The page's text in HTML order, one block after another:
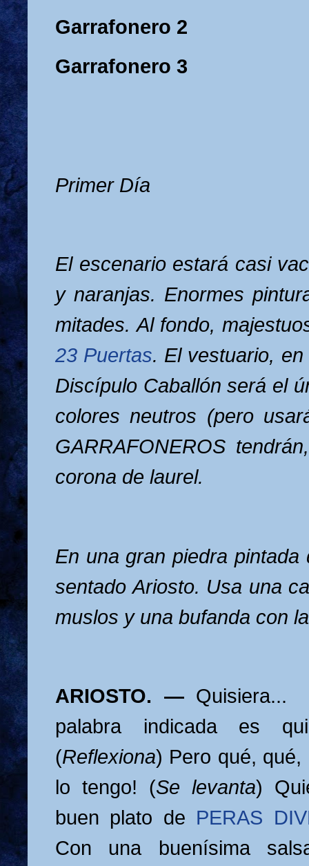
Garrafonero 2
Garrafonero 3
Primer Día
El escenario estará casi
y naranjas. Enormes
mitades. Al fondo,
23 Puertas. El vestuario,
Discípulo Caballón será el
colores neutros (pero
GARRAFONEROS
corona de laurel.
En una gran piedra pintada
sentado Ariosto. Usa una
muslos y una bufanda con
ARIOSTO. —
palabra indicada es
(Reflexiona) Pero qué, qué,
lo tengo! (Se levanta)
buen plato de PERAS
Con una buenísima